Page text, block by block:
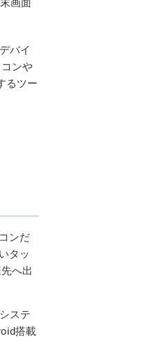
バイ
ンや
るツー
ンだ
タッ
へ出
ステ
搭載